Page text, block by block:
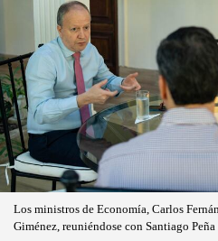
Los ministros de Economía, Carlos
Giménez, reuniéndose con Santiago Peña